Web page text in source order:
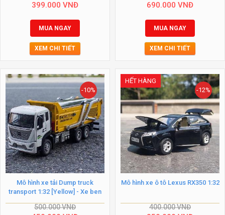
399.000 VNĐ
MUA NGAY
XEM CHI TIẾT
690.000 VNĐ
MUA NGAY
XEM CHI TIẾT
-10%
Mô hình xe tải Dump truck
transport 1:32 [Yellow] - Xe ben
500.000VNĐ
HẾT HÀNG
-12%
Mô hình xe ô tô Lexus RX350 1:32
400.000VNĐ